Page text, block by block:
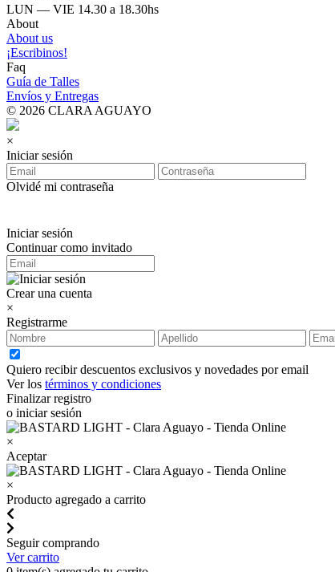
LUN — VIE 14.30 a 18.30hs
About
About us
¡Escribinos!
Faq
Guía de Talles
Envíos y Entregas
© 2026 CLARA AGUAYO
×
Iniciar sesión
Olvidé mi contraseña
Iniciar sesión
Continuar como invitado
Crear una cuenta
×
Registrarme
Quiero recibir descuentos exclusivos y novedades por email
Ver los términos y condiciones
Finalizar registro
o iniciar sesión
×
Aceptar
×
Producto agregado a carrito
Seguir comprando
Ver carrito